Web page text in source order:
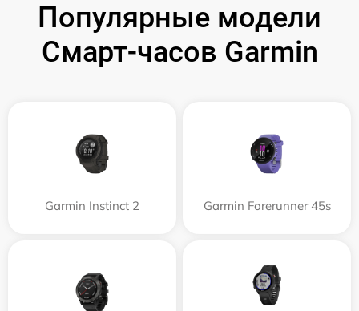
Популярные модели
Смарт-часов Garmin
Garmin Instinct 2 Garmin Forerunner 45s